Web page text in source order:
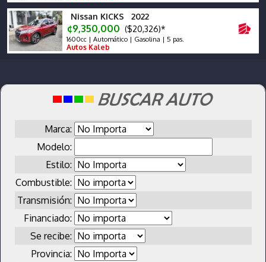
Nissan KICKS 2022
¢9,350,000 ($20,326)*
1600cc | Automático | Gasolina | 5 pas.
Autos Kaleb
Marca:
Modelo:
Estilo:
Combustible:
Transmisión:
Financiado:
Se recibe:
Provincia: